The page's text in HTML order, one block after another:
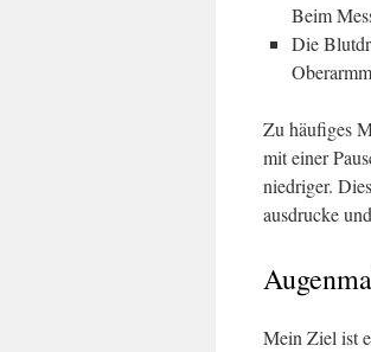
Beim
Die
Zu häufiges
mit einer
niedriger.
ausdrucke
Mein Ziel ist